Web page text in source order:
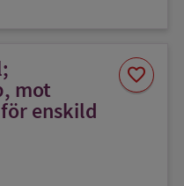
mot
enskild
favorite
Spara
som